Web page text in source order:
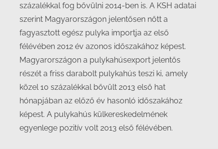
százalékkal fog bővülni 2014-ben is. A KSH adatai
szerint Magyarországon jelentősen nőtt a
fagyasztott egész pulyka importja az első
félévében 2012 év azonos időszakához képest.
Magyarországon a pulykahúsexport jelentős
részét a friss darabolt pulykahús teszi ki, amely
közel 10 százalékkal bővült 2013 első hat
hónapjában az előző év hasonló időszakához
képest. A pulykahús külkereskedelmének
egyenlege pozitív volt 2013 első félévében.